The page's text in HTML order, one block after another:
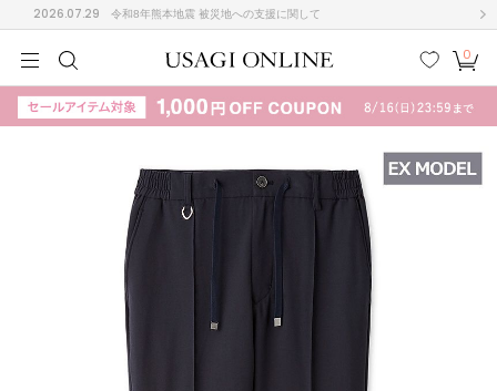
2026.07.29 令和8年熊本地震 被災地への支援に関して
検索
お気
に入
カー
ト
0
KIDSBABYBEAUTYLIFE STYLE
KIDSBABYBEAUTYLIFE STYLE
K
R U
Y